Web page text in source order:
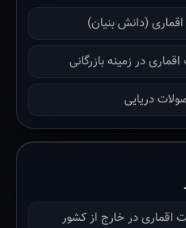
(دانش بنیان)
در زمینه بازرگانی
دریایی
در خارج از کشور